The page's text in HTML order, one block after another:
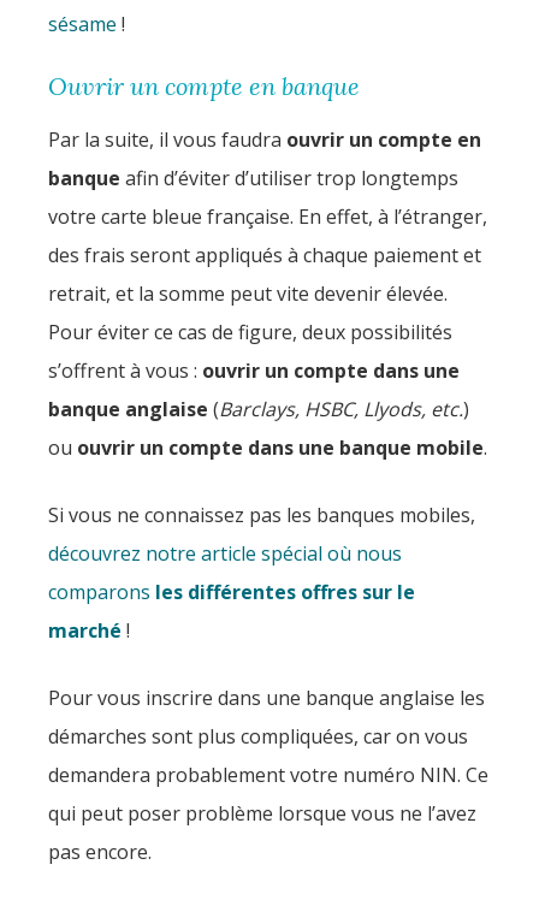
sésame !
Ouvrir un compte en banque
Par la suite, il vous faudra ouvrir un compte en
banque afin d’éviter d’utiliser trop longtemps
votre carte bleue française. En effet, à l’étranger,
des frais seront appliqués à chaque paiement et
retrait, et la somme peut vite devenir élevée.
Pour éviter ce cas de figure, deux possibilités
s’offrent à vous : ouvrir un compte dans une
banque anglaise (Barclays, HSBC, Llyods, etc.)
ou ouvrir un compte dans une banque mobile.
Si vous ne connaissez pas les banques mobiles,
découvrez notre article spécial où nous
comparons les différentes offres sur le
marché !
Pour vous inscrire dans une banque anglaise les
démarches sont plus compliquées, car on vous
demandera probablement votre numéro NIN. Ce
qui peut poser problème lorsque vous ne l’avez
pas encore.